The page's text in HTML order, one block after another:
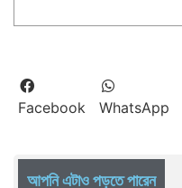
Facebook WhatsApp
আপনি এটাও পড়তে পারেন